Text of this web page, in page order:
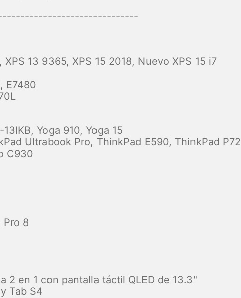
13 9365, XPS 15 2018, Nuevo XPS 15 i7
E7480
Yoga 910, Yoga 15
Ultrabook Pro, ThinkPad E590, ThinkPad P72
C930
Pro 8
2 en 1 con pantalla táctil QLED de 13.3"
Tab S4